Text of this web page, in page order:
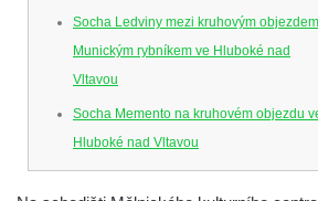
Socha Ledviny mezi kruhovým
Munickým rybníkem ve Hluboké nad
Vltavou
Socha Memento na kruhovém objezdu
Hluboké nad Vltavou
Socha Chalikotérium v ZOO Hluboká